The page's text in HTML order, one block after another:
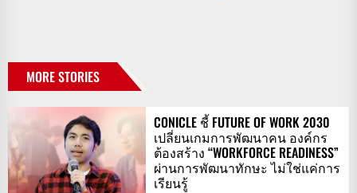
MORE STORIES
CONICLE ชี้ FUTURE OF WORK 2030
เปลี่ยนเกมการพัฒนาคน องค์กร
ต้องสร้าง “WORKFORCE READINESS”
ผ่านการพัฒนาทักษะ ไม่ใช่แค่การ
เรียนรู้